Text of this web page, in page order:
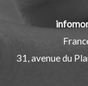
31, avenue du